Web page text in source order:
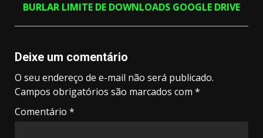
BURLAR LIMITE DE DOWNLOADS GOOGLE DRIVE
Deixe um comentário
O seu endereço de e-mail não será publicado.
Campos obrigatórios são marcados com *
Comentário *